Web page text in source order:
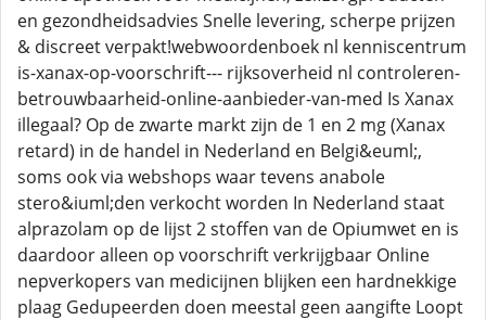
en gezondheidsadvies Snelle levering, scherpe prijzen
& discreet verpakt!webwoordenboek nl kenniscentrum
is-xanax-op-voorschrift--- rijksoverheid nl controleren-
betrouwbaarheid-online-aanbieder-van-med Is Xanax
illegaal? Op de zwarte markt zijn de 1 en 2 mg (Xanax
retard) in de handel in Nederland en Belgi&euml;,
soms ook via webshops waar tevens anabole
stero&iuml;den verkocht worden In Nederland staat
alprazolam op de lijst 2 stoffen van de Opiumwet en is
daardoor alleen op voorschrift verkrijgbaar Online
nepverkopers van medicijnen blijken een hardnekkige
plaag Gedupeerden doen meestal geen aangifte Loopt